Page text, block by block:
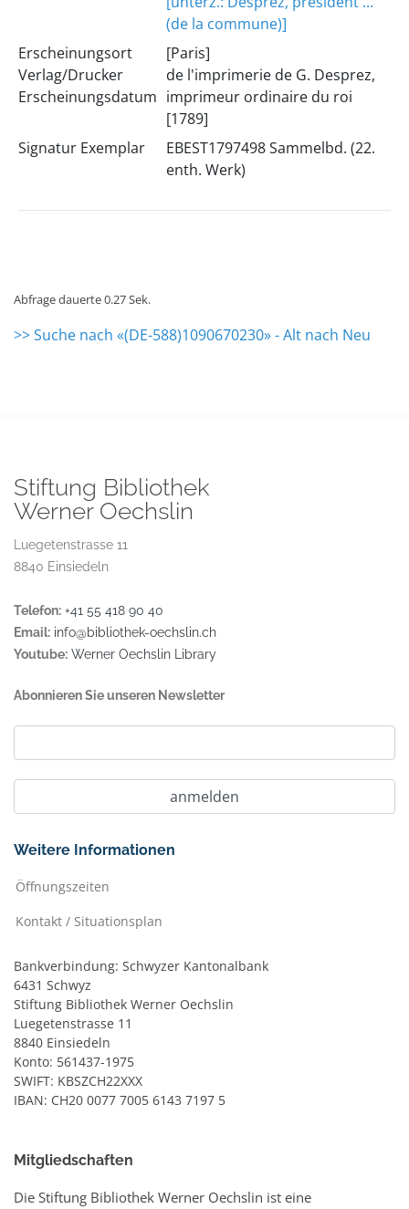
(de la commune)]
Erscheinungsort
Verlag/Drucker
Erscheinungsdatum
[Paris]
de l'imprimerie de G. Desprez,
imprimeur ordinaire du roi
[1789]
Signatur Exemplar
EBEST1797498 Sammelbd. (22.
enth. Werk)
Abfrage dauerte 0.27 Sek.
>> Suche nach «(DE-588)1090670230» - Alt nach Neu
Stiftung Bibliothek
Werner Oechslin
Luegetenstrasse 11
8840 Einsiedeln
Telefon: +41 55 418 90 40
Email: info@bibliothek-oechslin.ch
Youtube: Werner Oechslin Library
Abonnieren Sie unseren Newsletter
Weitere Informationen
Öffnungszeiten
Kontakt / Situationsplan
Bankverbindung: Schwyzer Kantonalbank
6431 Schwyz
Stiftung Bibliothek Werner Oechslin
Luegetenstrasse 11
8840 Einsiedeln
Konto: 561437-1975
SWIFT: KBSZCH22XXX
IBAN: CH20 0077 7005 6143 7197 5
Mitgliedschaften
Die Stiftung Bibliothek Werner Oechslin ist eine